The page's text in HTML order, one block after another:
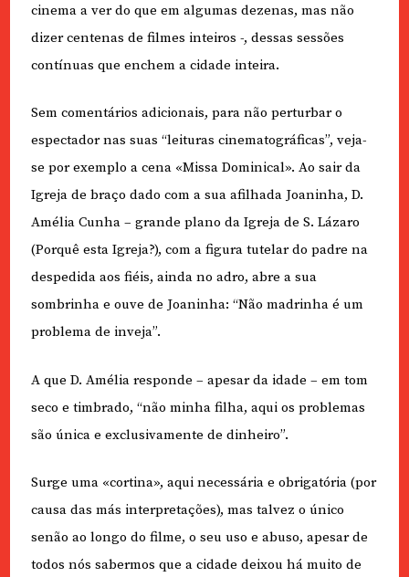
cinema a ver do que em algumas dezenas, mas não
dizer centenas de filmes inteiros -, dessas sessões
contínuas que enchem a cidade inteira.
Sem comentários adicionais, para não perturbar o
espectador nas suas “leituras cinematográficas”, veja-
se por exemplo a cena «Missa Dominical». Ao sair da
Igreja de braço dado com a sua afilhada Joaninha, D.
Amélia Cunha – grande plano da Igreja de S. Lázaro
(Porquê esta Igreja?), com a figura tutelar do padre na
despedida aos fiéis, ainda no adro, abre a sua
sombrinha e ouve de Joaninha: “Não madrinha é um
problema de inveja”.
A que D. Amélia responde – apesar da idade – em tom
seco e timbrado, “não minha filha, aqui os problemas
são única e exclusivamente de dinheiro”.
Surge uma «cortina», aqui necessária e obrigatória (por
causa das más interpretações), mas talvez o único
senão ao longo do filme, o seu uso e abuso, apesar de
todos nós sabermos que a cidade deixou há muito de